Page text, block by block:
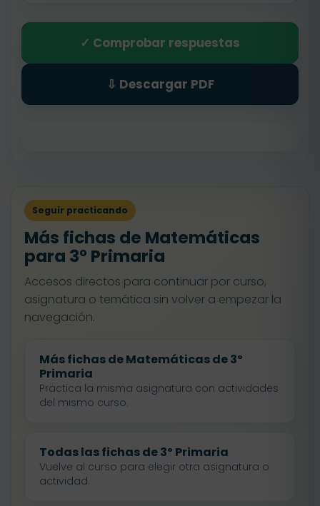
✓ Comprobar respuestas
⇩ Descargar PDF
Seguir practicando
Más fichas de Matemáticas
para 3º Primaria
Accesos directos para continuar por curso,
asignatura o temática sin volver a empezar la
navegación.
Más fichas de Matemáticas de 3º
Primaria
Practica la misma asignatura con actividades
del mismo curso.
Todas las fichas de 3º Primaria
Vuelve al curso para elegir otra asignatura o
actividad.